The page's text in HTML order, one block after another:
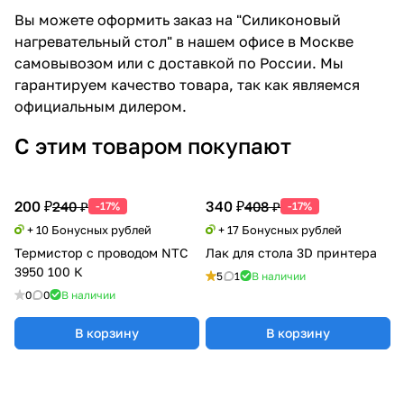
Вы можете оформить заказ на "Силиконовый
нагревательный стол" в нашем офисе в Москве
самовывозом или с доставкой по России. Мы
гарантируем качество товара, так как являемся
официальным дилером.
С этим товаром покупают
200 ₽240 ₽ -17%
+ 10 Бонусных рублей
Термистор с проводом NTC
3950 100 К
0 0 В наличии
В корзину
340 ₽408 ₽ -17%
+ 17 Бонусных рублей
Лак для стола 3D принтера
5 1 В наличии
В корзину